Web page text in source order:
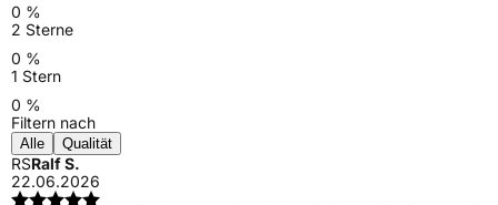
0 %
2 Sterne
0 %
1 Stern
0 %
Filtern nach
Alle Qualität
RSRalf S.
22.06.2026